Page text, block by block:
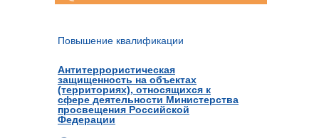
Повышение квалификации
Антитеррористическая
защищенность на объектах
(территориях), относящихся к
сфере деятельности Министерства
просвещения Российской
Федерации